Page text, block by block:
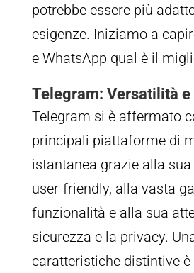
potrebbe essere più
esigenze. Iniziamo a
e WhatsApp qual è il
Telegram: Versatilità e
Telegram si è affermato
principali piattaforme di
istantanea grazie alla
user-friendly, alla vasta
funzionalità e alla sua
sicurezza e la privacy.
caratteristiche distintive